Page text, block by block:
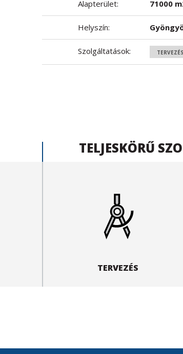
Alapterület: 71000
Helyszín:
Szolgáltatások: TERVEZÉS
TELJESKÖRŰ
TERVEZÉS